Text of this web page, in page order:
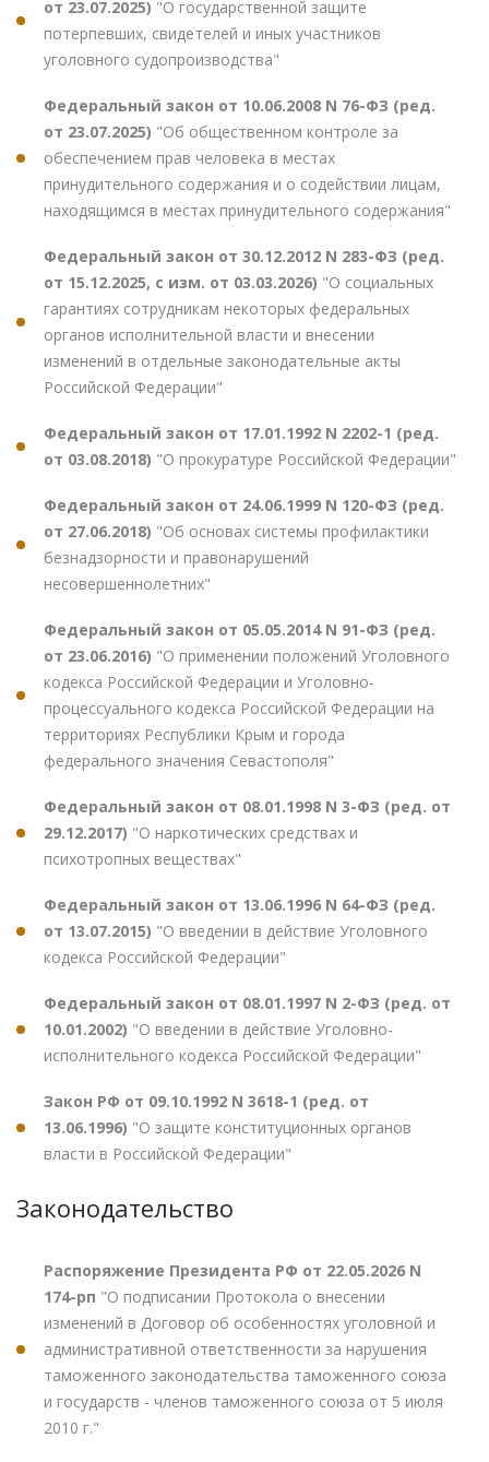
от 23.07.2025) "О государственной защите
потерпевших, свидетелей и иных участников
уголовного судопроизводства"
Федеральный закон от 10.06.2008 N 76-ФЗ (ред.
от 23.07.2025) "Об общественном контроле за
обеспечением прав человека в местах
принудительного содержания и о содействии лицам,
находящимся в местах принудительного содержания"
Федеральный закон от 30.12.2012 N 283-ФЗ (ред.
от 15.12.2025, с изм. от 03.03.2026) "О социальных
гарантиях сотрудникам некоторых федеральных
органов исполнительной власти и внесении
изменений в отдельные законодательные акты
Российской Федерации"
Федеральный закон от 17.01.1992 N 2202-1 (ред.
от 03.08.2018) "О прокуратуре Российской Федерации"
Федеральный закон от 24.06.1999 N 120-ФЗ (ред.
от 27.06.2018) "Об основах системы профилактики
безнадзорности и правонарушений
несовершеннолетних"
Федеральный закон от 05.05.2014 N 91-ФЗ (ред.
от 23.06.2016) "О применении положений Уголовного
кодекса Российской Федерации и Уголовно-
процессуального кодекса Российской Федерации на
территориях Республики Крым и города
федерального значения Севастополя"
Федеральный закон от 08.01.1998 N 3-ФЗ (ред. от
29.12.2017) "О наркотических средствах и
психотропных веществах"
Федеральный закон от 13.06.1996 N 64-ФЗ (ред.
от 13.07.2015) "О введении в действие Уголовного
кодекса Российской Федерации"
Федеральный закон от 08.01.1997 N 2-ФЗ (ред. от
10.01.2002) "О введении в действие Уголовно-
исполнительного кодекса Российской Федерации"
Закон РФ от 09.10.1992 N 3618-1 (ред. от
13.06.1996) "О защите конституционных органов
власти в Российской Федерации"
Законодательство
Распоряжение Президента РФ от 22.05.2026 N
174-рп "О подписании Протокола о внесении
изменений в Договор об особенностях уголовной и
административной ответственности за нарушения
таможенного законодательства таможенного союза
и государств - членов таможенного союза от 5 июля
2010 г."